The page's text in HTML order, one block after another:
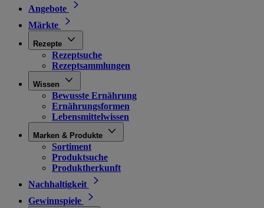
Angebote
Märkte
Rezepte
Rezeptsuche
Rezeptsammlungen
Wissen
Bewusste Ernährung
Ernährungsformen
Lebensmittelwissen
Marken & Produkte
Sortiment
Produktsuche
Produktherkunft
Nachhaltigkeit
Gewinnspiele